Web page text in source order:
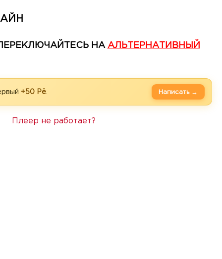
НА АЛЬТЕРНАТИВНЫЙ
+50 Рё Написать →
Плеер не работает?